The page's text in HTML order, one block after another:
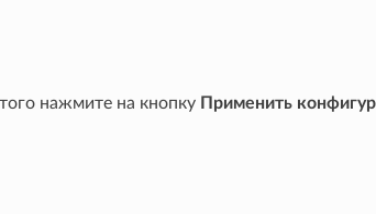
нажмите на кнопку Применить